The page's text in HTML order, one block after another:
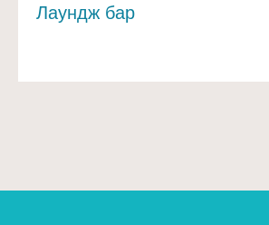
Лаундж бар